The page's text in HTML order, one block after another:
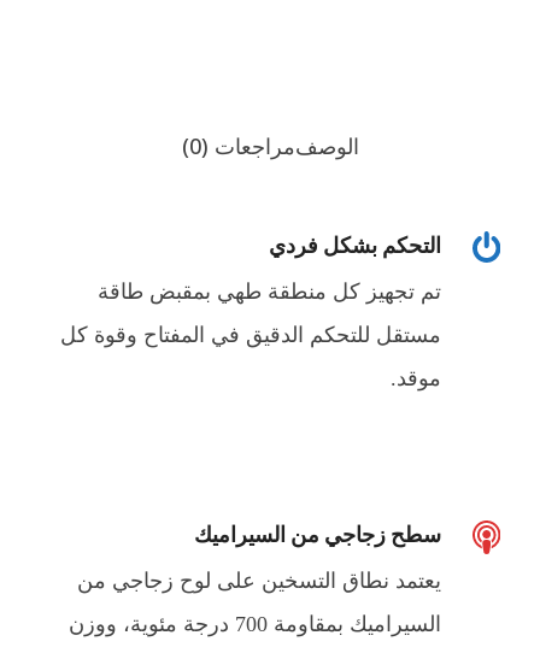
الوصفمراجعات (0)
التحكم بشكل فردي
تم تجهيز كل منطقة طهي بمقبض طاقة
مستقل للتحكم الدقيق في المفتاح وقوة كل
موقد.
سطح زجاجي من السيراميك
يعتمد نطاق التسخين على لوح زجاجي من
السيراميك بمقاومة 700 درجة مئوية، ووزن